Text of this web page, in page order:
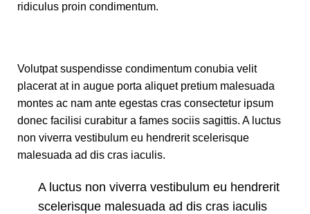
ridiculus proin condimentum.
Volutpat suspendisse condimentum conubia velit
placerat at in augue porta aliquet pretium malesuada
montes ac nam ante egestas cras consectetur ipsum
donec facilisi curabitur a fames sociis sagittis. A luctus
non viverra vestibulum eu hendrerit scelerisque
malesuada ad dis cras iaculis.
A luctus non viverra vestibulum eu hendrerit
scelerisque malesuada ad dis cras iaculis